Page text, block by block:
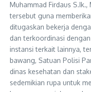
Muhammad Firdaus
tersebut guna
ditugaskan bekerja
dan terkoordinasi
instansi terkait lainnya,
bawang, Satuan Polisi
dinas kesehatan dan
sedemikian rupa untuk